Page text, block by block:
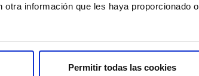
información que les haya proporcionado o
Permitir todas las cookies
personal y social.